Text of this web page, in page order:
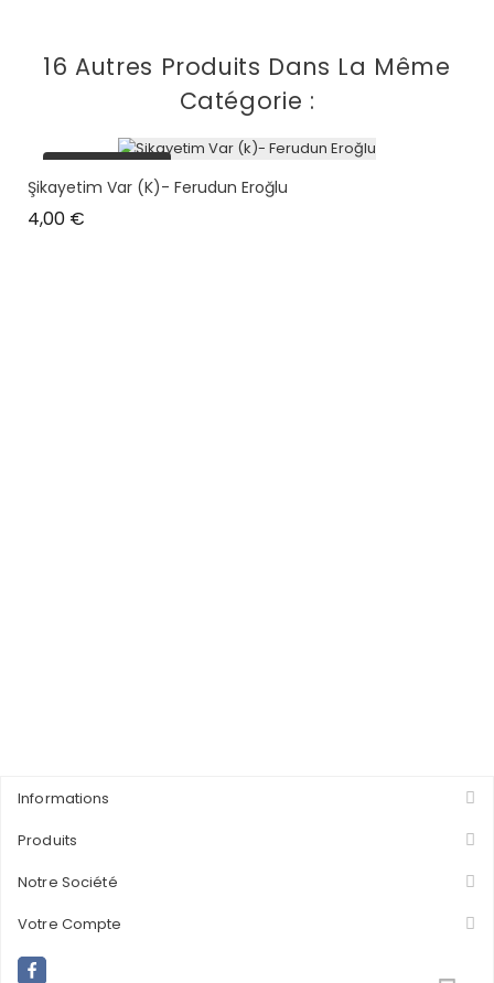
16 Autres Produits Dans La Même
Catégorie :
plus en stock
Şikayetim Var (k)- Ferudun Eroğlu
4,00 €
Informations
Produits
Notre Société
Votre Compte